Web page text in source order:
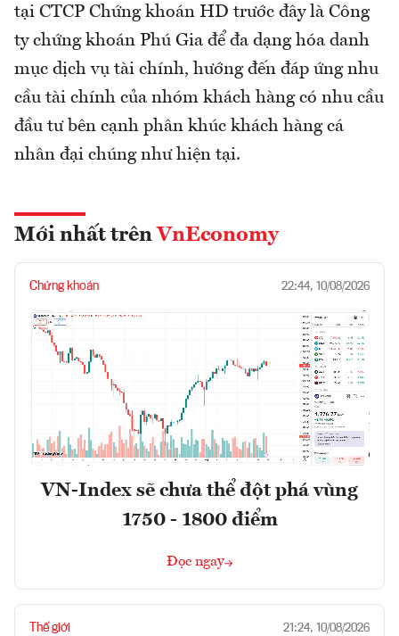
tại CTCP Chứng khoán HD trước đây là Công
ty chứng khoán Phú Gia để đa dạng hóa danh
mục dịch vụ tài chính, hướng đến đáp ứng nhu
cầu tài chính của nhóm khách hàng có nhu cầu
đầu tư bên cạnh phân khúc khách hàng cá
nhân đại chúng như hiện tại.
Mới nhất trên VnEconomy
Chứng khoán 22:44, 10/08/2026
VN-Index sẽ chưa thể đột phá vùng
1750 - 1800 điểm
Đọc ngay
Thế giới 21:24, 10/08/2026